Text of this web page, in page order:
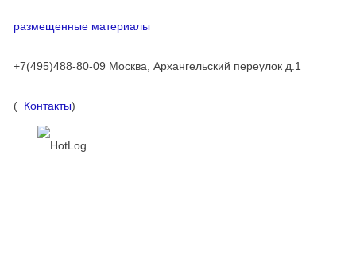
размещенные материалы
+7(495)488-80-09 Москва, Архангельский переулок д.1
( Контакты)